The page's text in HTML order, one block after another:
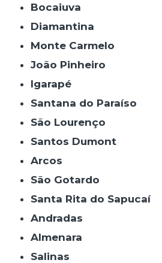
Bocaiuva
Diamantina
Monte Carmelo
João Pinheiro
Igarapé
Santana do Paraíso
São Lourenço
Santos Dumont
Arcos
São Gotardo
Santa Rita do Sapucaí
Andradas
Almenara
Salinas